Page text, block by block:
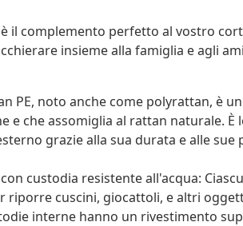
il complemento perfetto al vostro
insieme alla famiglia e agli
PE, noto anche come polyrattan, è
e che assomiglia al rattan naturale.
grazie alla sua durata e alle
custodia resistente all'acqua:
riporre cuscini, giocattoli, e altri
interne hanno un rivestimento